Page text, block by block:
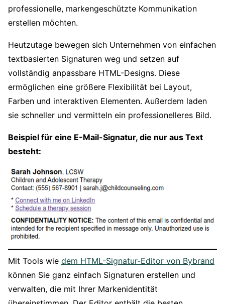
professionelle, markengeschützte Kommunikation
erstellen möchten.
Heutzutage bewegen sich Unternehmen von einfachen
textbasierten Signaturen weg und setzen auf
vollständig anpassbare HTML-Designs. Diese
ermöglichen eine größere Flexibilität bei Layout,
Farben und interaktiven Elementen. Außerdem laden
sie schneller und vermitteln ein professionelleres Bild.
Beispiel für eine E-Mail-Signatur, die nur aus Text
besteht:
Mit Tools wie dem HTML-Signatur-Editor von Bybrand
können Sie ganz einfach Signaturen erstellen und
verwalten, die mit Ihrer Markenidentität